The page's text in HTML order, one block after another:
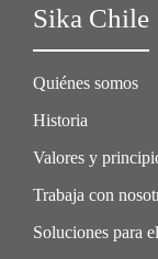
Sika Chile
Quiénes somos
Historia
Valores y
Trabaja con
Soluciones para